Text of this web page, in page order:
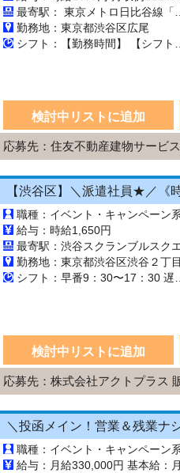
勤務地：東京都渋谷区広尾
検討中リストに追加
応募先：住友不動産建物サービ
職種：イベント・キャンペーン
給与：時給1,650円
シフト：早番9
検討中リストに追加
応募先：株式会社アクトプラス
職種：イベント・キャンペーン